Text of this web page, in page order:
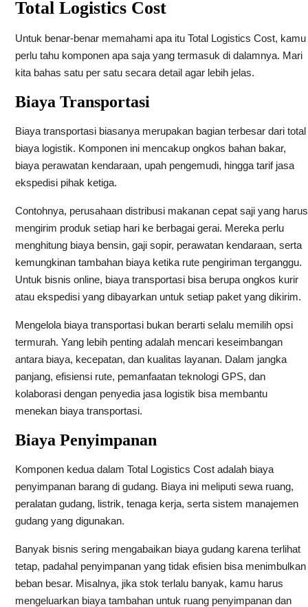
Total Logistics Cost
Untuk benar-benar memahami apa itu Total Logistics Cost, kamu
perlu tahu komponen apa saja yang termasuk di dalamnya. Mari
kita bahas satu per satu secara detail agar lebih jelas.
Biaya Transportasi
Biaya transportasi biasanya merupakan bagian terbesar dari total
biaya logistik. Komponen ini mencakup ongkos bahan bakar,
biaya perawatan kendaraan, upah pengemudi, hingga tarif jasa
ekspedisi pihak ketiga.
Contohnya, perusahaan distribusi makanan cepat saji yang harus
mengirim produk setiap hari ke berbagai gerai. Mereka perlu
menghitung biaya bensin, gaji sopir, perawatan kendaraan, serta
kemungkinan tambahan biaya ketika rute pengiriman terganggu.
Untuk bisnis online, biaya transportasi bisa berupa ongkos kurir
atau ekspedisi yang dibayarkan untuk setiap paket yang dikirim.
Mengelola biaya transportasi bukan berarti selalu memilih opsi
termurah. Yang lebih penting adalah mencari keseimbangan
antara biaya, kecepatan, dan kualitas layanan. Dalam jangka
panjang, efisiensi rute, pemanfaatan teknologi GPS, dan
kolaborasi dengan penyedia jasa logistik bisa membantu
menekan biaya transportasi.
Biaya Penyimpanan
Komponen kedua dalam Total Logistics Cost adalah biaya
penyimpanan barang di gudang. Biaya ini meliputi sewa ruang,
peralatan gudang, listrik, tenaga kerja, serta sistem manajemen
gudang yang digunakan.
Banyak bisnis sering mengabaikan biaya gudang karena terlihat
tetap, padahal penyimpanan yang tidak efisien bisa menimbulkan
beban besar. Misalnya, jika stok terlalu banyak, kamu harus
mengeluarkan biaya tambahan untuk ruang penyimpanan dan